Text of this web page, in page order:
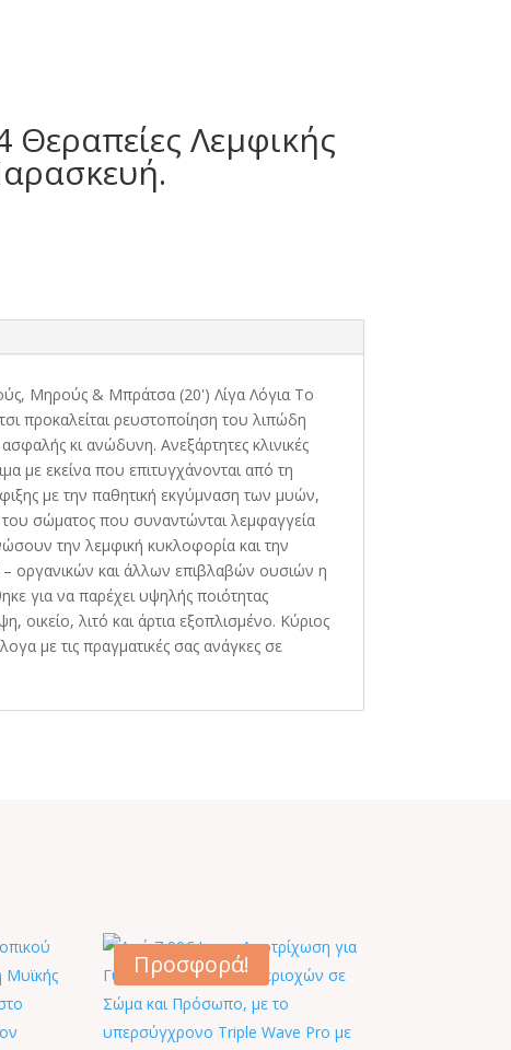
Λεμφικής
Μηρούς & Μπράτσα (20') Λίγα Λόγια Το
προκαλείται ρευστοποίηση του λιπώδη
κι ανώδυνη. Ανεξάρτητες κλινικές
με εκείνα που επιτυγχάνονται από τη
με την παθητική εκγύμναση των μυών,
σώματος που συναντώνται λεμφαγγεία
την λεμφική κυκλοφορία και την
οργανικών και άλλων επιβλαβών ουσιών η
για να παρέχει υψηλής ποιότητας
οικείο, λιτό και άρτια εξοπλισμένο. Κύριος
με τις πραγματικές σας ανάγκες σε
Προσφορά!